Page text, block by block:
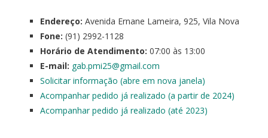
Endereço: Avenida Ernane Lameira, 925, Vila Nova
Fone: (91) 2992-1128
Horário de Atendimento: 07:00 às 13:00
E-mail: gab.pmi25@gmail.com
Solicitar informação (abre em nova janela)
Acompanhar pedido já realizado (a partir de 2024)
Acompanhar pedido já realizado (até 2023)